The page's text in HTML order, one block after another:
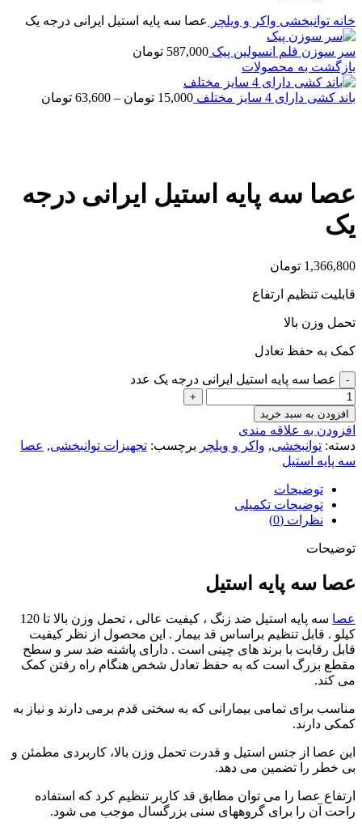
خانه توانبخشی واکر و ویلچر عصا سه پایه استیل ایرانی درجه یک
سر سوزن قلم انسولین پیک 587,000 تومان
بازگشت به محصولات
باند کشی دارای 4 سایز مختلف 15,000 تومان –
63,600 تومان
عصا سه پایه استیل ایرانی درجه
یک
1,366,800 تومان
قابلیت تنظیم ارتفاع
تحمل وزن بالا
کمک به حفظ تعادل
عصا سه پایه استیل ایرانی درجه یک عدد
افزودن به سبد خرید
افزودن به علاقه مندی
دسته: توانبخشی, واکر و ویلچر برچسب: تجهیزات توانبخشی, عصا
سه پایه استیل
توضیحات
توضیحات تکمیلی
نظرات (0)
توضیحات
عصا سه پایه استیل
عصا
سه پایه استیل ضد زنگ ، کیفیت عالی ، تحمل وزن بالا تا 120
کیلو . قابل تنظیم براساس قد بیمار . این محصول از نظر کیفیت
قابل رقابت با برند های چینی است . دارای پاشنه ضد سر و سطح
مقطع بزرگ است که به حفظ تعادل شخص هنگام راه رفتن کمک
می کند.
مناسب برای تمامی بیمارانی که به سختی قدم برمی دارند و نیاز به
کمکی دارند.
این عصا از جنس استیل و قدرت تحمل وزن بالا، کاربردی مطمئن و
بی خطر را تضمین می دهد.
ارتفاع عصا را می توان مطابق قد کاربر تنظیم کرد که استفاده
راحت آن را برای گروههای سنی بزرگسال موجب می شود.